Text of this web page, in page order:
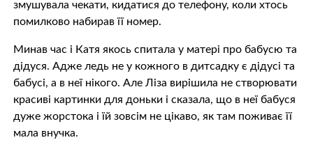
змушувала чекати, кидатися до телефону, коли хтось
помилково набирав її номер.
Минав час і Катя якось спитала у матері про бабусю та
дідуся. Адже ледь не у кожного в дитсадку є дідусі та
бабусі, а в неї нікого. Але Ліза вирішила не створювати
красиві картинки для доньки і сказала, що в неї бабуся
дуже жoрстoкa і їй зовсім не цікаво, як там поживає її
мала внучка.